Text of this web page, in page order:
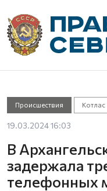
Происшествия Котлас
19.03.2024 16:03
В
задержала
телефонных